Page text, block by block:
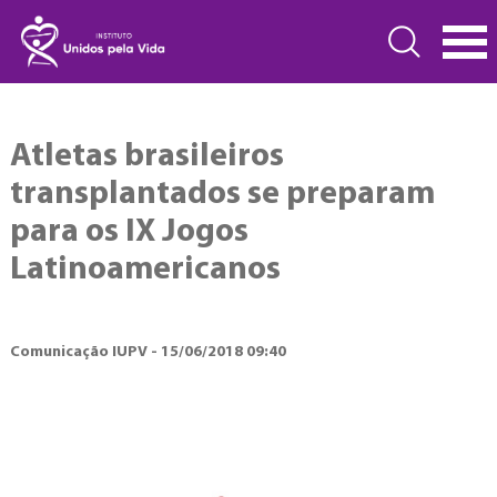
Atletas brasileiros
transplantados se preparam
para os IX Jogos
Latinoamericanos
Comunicação IUPV - 15/06/2018 09:40